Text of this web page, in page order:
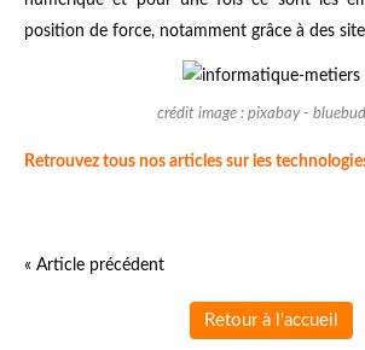
position de force, notamment grâce à des
crédit image : pixabay -
Retrouvez tous nos articles sur les
« Article précédent
Retour à l'accueil